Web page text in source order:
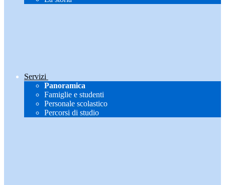
Servizi
Panoramica
Famiglie e studenti
Personale scolastico
Percorsi di studio